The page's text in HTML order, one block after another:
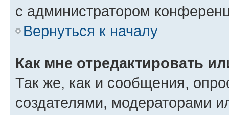
с администратором
Вернуться к началу
Как мне отредактировать
Так же, как и сообщения,
создателями, модераторами